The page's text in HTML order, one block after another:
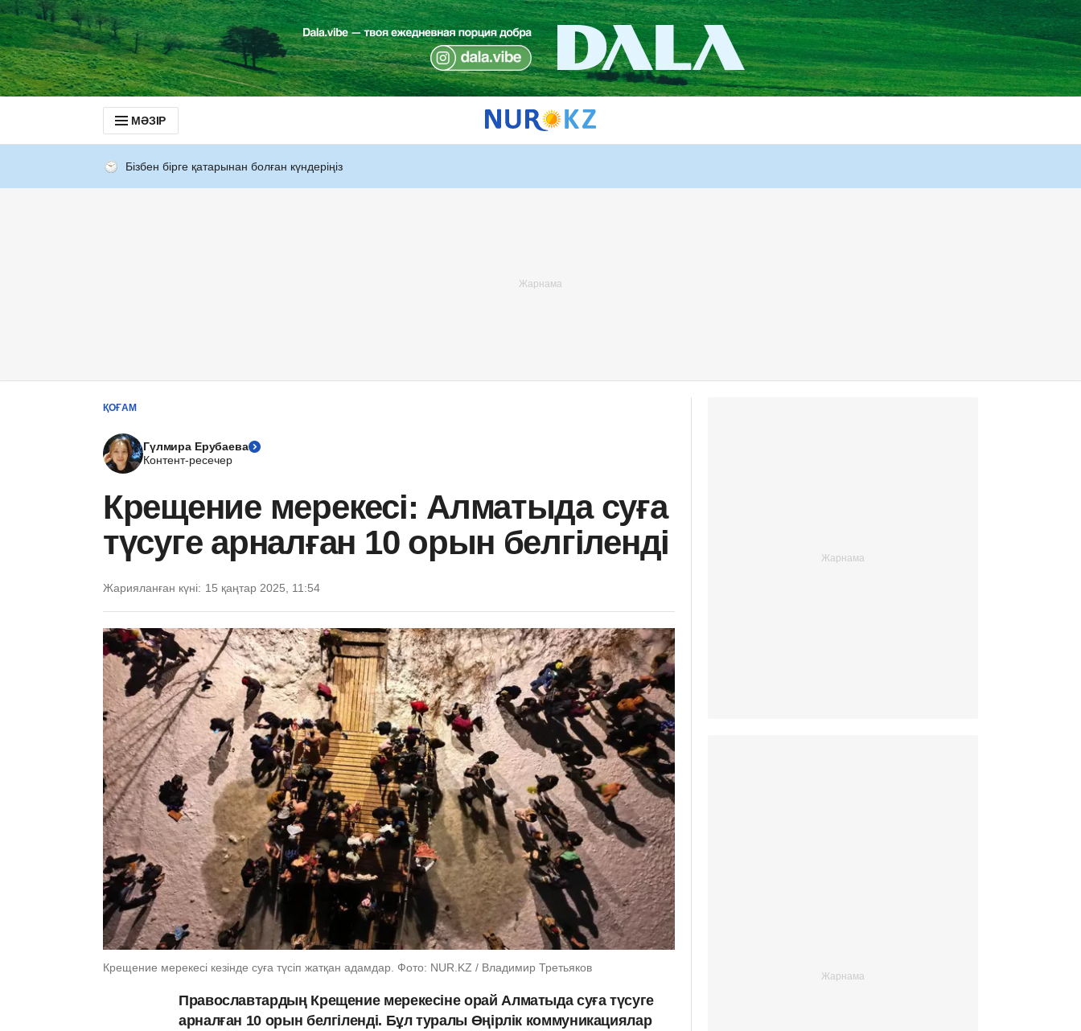
МӘЗІР
Бізбен бірге қатарынан болған күндеріңіз
ҚОҒАМ
Гүлмира Ерубаева
Контент-ресечер
Крещение мерекесі: Алматыда суға
түсуге арналған 10 орын белгіленді
Жарияланған күні: 15 қаңтар 2025, 11:54
Крещение мерекесі кезінде суға түсіп жатқан адамдар. Фото: NUR.KZ / Владимир Третьяков
Православтардың Крещение мерекесіне орай Алматыда суға түсуге
арналған 10 орын белгіленді. Бұл туралы Өңірлік коммуникациялар